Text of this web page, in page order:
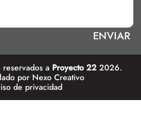
reservados a Proyecto 22 2026.
por Nexo Creativo
de privacidad